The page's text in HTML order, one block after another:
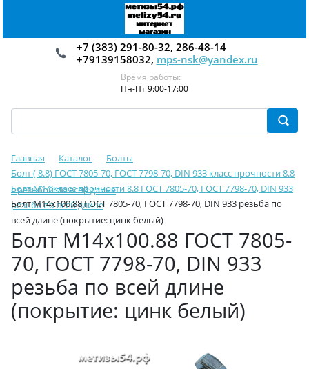
+7 (383) 291-80-32, 286-48-14
+79139158032, mps-nsk@yandex.ru
Время работы:
Пн-Пт 9:00-17:00
Главная Каталог
Болты
Болт ( 8.8) ГОСТ 7805-70, ГОСТ 7798-70, DIN 933 класс прочности 8.8
с резьбой по всей длине
Болт М14 класс прочности 8.8 ГОСТ 7805-70, ГОСТ 7798-70, DIN 933
резьба по всей длине
Болт М14х100.88 ГОСТ 7805-70, ГОСТ 7798-70, DIN 933 резьба по
всей длине (покрытие: цинк белый)
Болт М14х100.88 ГОСТ 7805-
70, ГОСТ 7798-70, DIN 933
резьба по всей длине
(покрытие: цинк белый)